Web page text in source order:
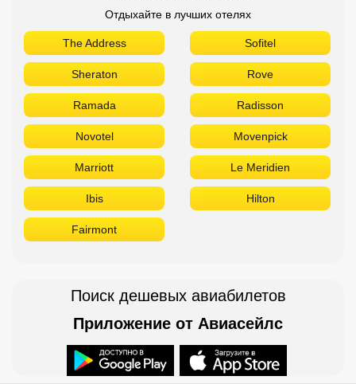
Отдыхайте в лучших отелях
The Address Sofitel
Sheraton Rove
Ramada Radisson
Novotel Movenpick
Marriott Le Meridien
Ibis Hilton
Fairmont
Поиск дешевых авиабилетов
Приложение от Авиасейлс